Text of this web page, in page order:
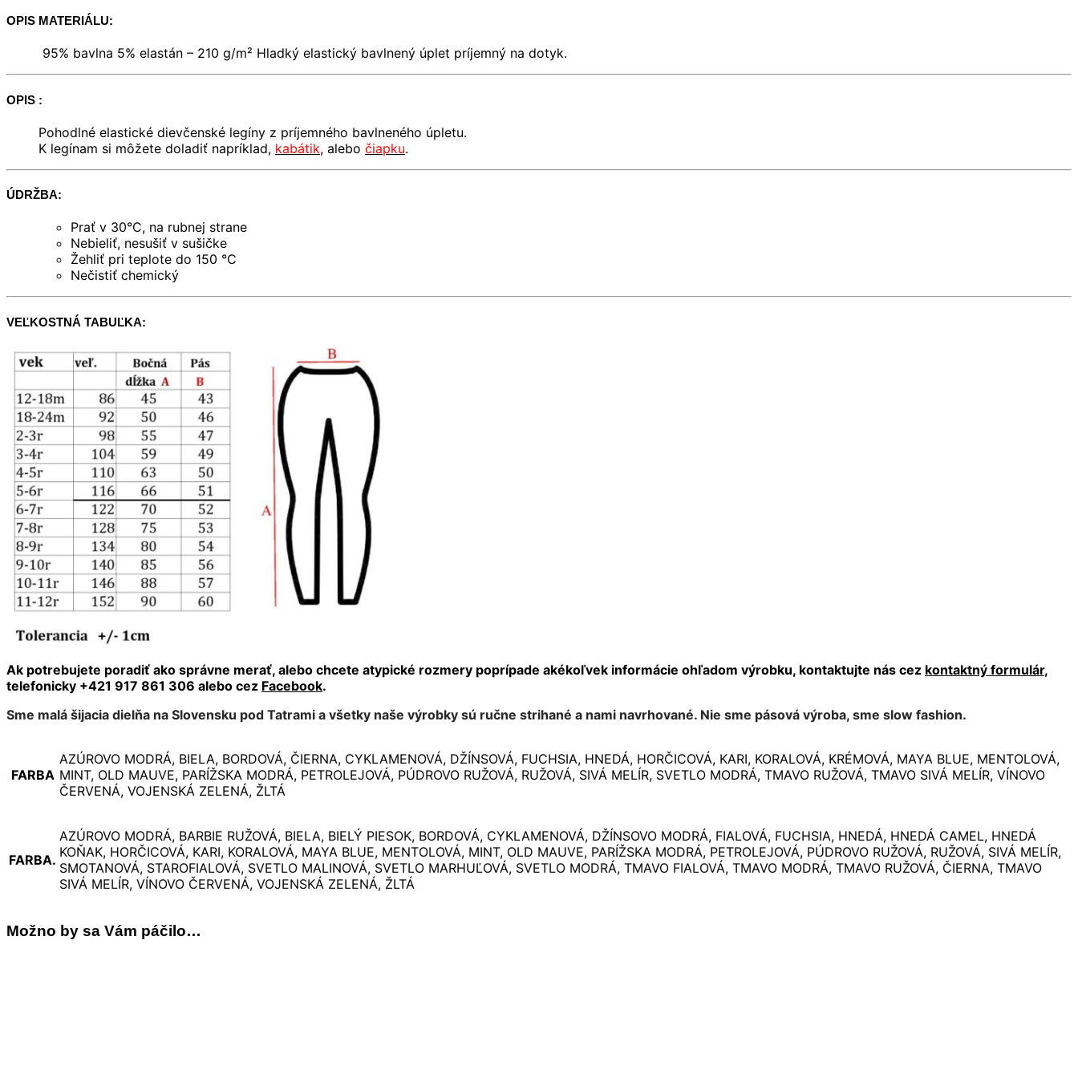
OPIS MATERIÁLU:
95% bavlna 5% elastán – 210 g/m² Hladký elastický bavlnený úplet príjemný na dotyk.
OPIS :
Pohodlné elastické dievčenské legíny z príjemného bavlneného úpletu.
K legínam si môžete doladiť napríklad, kabátik, alebo čiapku.
ÚDRŽBA:
Prať v 30°C, na rubnej strane
Nebieliť, nesušiť v sušičke
Žehliť pri teplote do 150 °C
Nečistiť chemický
VEĽKOSTNÁ TABUĽKA:
Ak potrebujete poradiť ako správne merať, alebo chcete atypické rozmery poprípade akékoľvek informácie ohľadom výrobku, kontaktujte nás cez kontaktný formulár,
telefonicky +421 917 861 306 alebo cez Facebook.
Sme malá šijacia dielňa na Slovensku pod Tatrami a všetky naše výrobky sú ručne strihané a nami navrhované. Nie sme pásová výroba, sme slow fashion.
FARBA
AZÚROVO MODRÁ, BIELA, BORDOVÁ, ČIERNA, CYKLAMENOVÁ, DŽÍNSOVÁ, FUCHSIA, HNEDÁ, HORČICOVÁ, KARI, KORALOVÁ, KRÉMOVÁ, MAYA BLUE, MENTOLOVÁ,
MINT, OLD MAUVE, PARÍŽSKA MODRÁ, PETROLEJOVÁ, PÚDROVO RUŽOVÁ, RUŽOVÁ, SIVÁ MELÍR, SVETLO MODRÁ, TMAVO RUŽOVÁ, TMAVO SIVÁ MELÍR, VÍNOVO
ČERVENÁ, VOJENSKÁ ZELENÁ, ŽLTÁ
FARBA.
AZÚROVO MODRÁ, BARBIE RUŽOVÁ, BIELA, BIELÝ PIESOK, BORDOVÁ, CYKLAMENOVÁ, DŽÍNSOVO MODRÁ, FIALOVÁ, FUCHSIA, HNEDÁ, HNEDÁ CAMEL, HNEDÁ
KOŇAK, HORČICOVÁ, KARI, KORALOVÁ, MAYA BLUE, MENTOLOVÁ, MINT, OLD MAUVE, PARÍŽSKA MODRÁ, PETROLEJOVÁ, PÚDROVO RUŽOVÁ, RUŽOVÁ, SIVÁ MELÍR,
SMOTANOVÁ, STAROFIALOVÁ, SVETLO MALINOVÁ, SVETLO MARHUĽOVÁ, SVETLO MODRÁ, TMAVO FIALOVÁ, TMAVO MODRÁ, TMAVO RUŽOVÁ, ČIERNA, TMAVO
SIVÁ MELÍR, VÍNOVO ČERVENÁ, VOJENSKÁ ZELENÁ, ŽLTÁ
Možno by sa Vám páčilo…